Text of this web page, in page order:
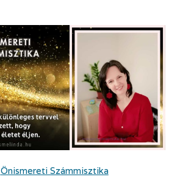
Önismereti Számmisztika